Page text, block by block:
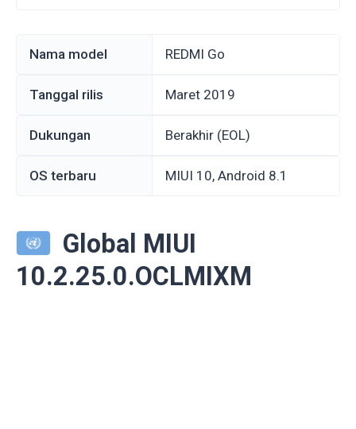
Nama model REDMI Go
Tanggal rilis Maret 2019
Dukungan Berakhir (EOL)
OS terbaru MIUI 10, Android 8.1
Global MIUI
10.2.25.0.OCLMIXM